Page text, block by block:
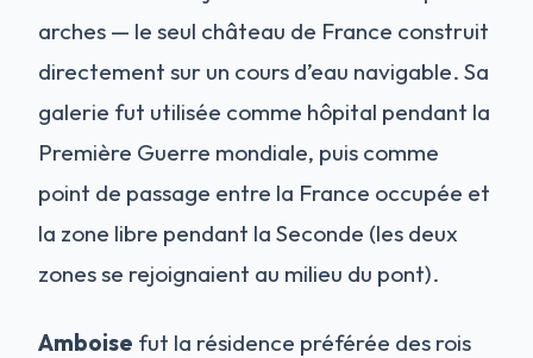
arches — le seul château de France construit
directement sur un cours d’eau navigable. Sa
galerie fut utilisée comme hôpital pendant la
Première Guerre mondiale, puis comme
point de passage entre la France occupée et
la zone libre pendant la Seconde (les deux
zones se rejoignaient au milieu du pont).
Amboise fut la résidence préférée des rois